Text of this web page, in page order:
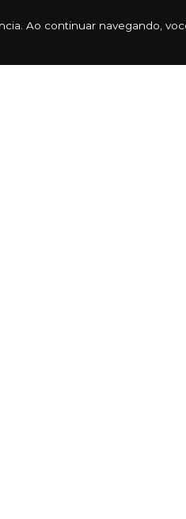
Ao continuar navegando,
renomados, como
brasileiros, como